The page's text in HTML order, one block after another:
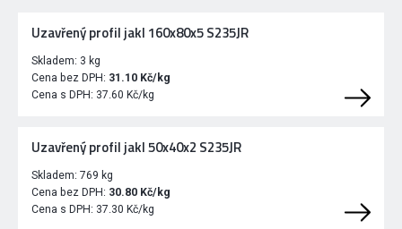
Uzavřený profil jakl 160x80x5 S235JR
Skladem: 3 kg
Cena bez DPH: 31.10 Kč/kg
Cena s DPH: 37.60 Kč/kg
Uzavřený profil jakl 50x40x2 S235JR
Skladem: 769 kg
Cena bez DPH: 30.80 Kč/kg
Cena s DPH: 37.30 Kč/kg